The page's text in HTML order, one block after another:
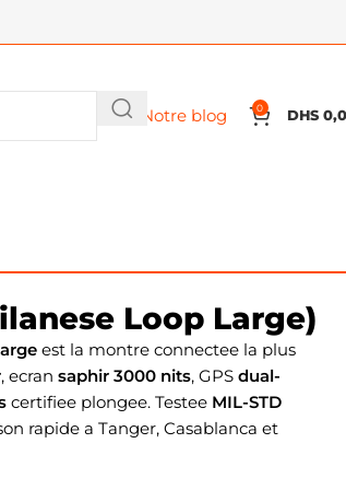
Notre blog 0 DHS
Loop Large)
est la montre connectee la plus
, ecransaphir 3000 nits, GPSdual-
certifiee plongee. Testee MIL-STD
rapide a Tanger, Casablanca et